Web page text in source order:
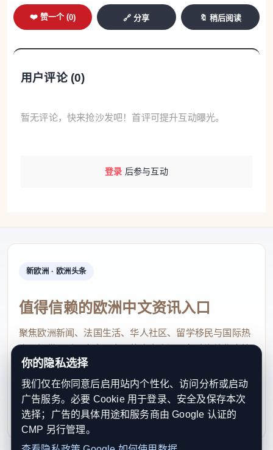
❤️ 赞一个 (0) 🔗 分享 🔖 稍后阅读
用户评论 (0)
暂无评论，快来抢沙发吧！首评可提升互动曝光。
登录 后参与互动
新欧洲 · 欧洲头条
值得信赖的欧洲中文资讯入口
聚焦欧洲新闻、法国生活、华人社区、留学移民与国际热
点，提供及时、真实、实用的中文资讯，帮助海外华人快
速了解欧洲动态。
contact@xinouzhou.com
服务支持、版权与合作：工作日优先处理站务、投稿与权
利通知
你的隐私选择
我们仅在你同意后启用站内个性化、访问分析或启动
广告服务。必要 Cookie 用于登录、安全及保存本次
选择；广告的具体用途和服务商由 Google 认证的
CMP 另行管理。